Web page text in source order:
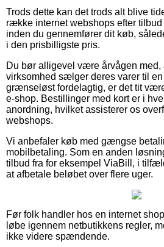
Trods dette kan det trods alt blive
række internet webshops efter
inden du gennemfører dit køb,
i den prisbilligste pris.
Du bør alligevel være årvågen med,
virksomhed sælger deres varer til
grænseløst fordelagtig, er det tit
e-shop. Bestillinger med kort er i
anordning, hvilket assisterer os
webshops.
Vi anbefaler køb med gængse
mobilbetaling. Som en anden
tilbud fra for eksempel ViaBill, i
at afbetale beløbet over flere uger.
Før folk handler hos en internet
løbe igennem netbutikkens regler,
ikke videre spændende.